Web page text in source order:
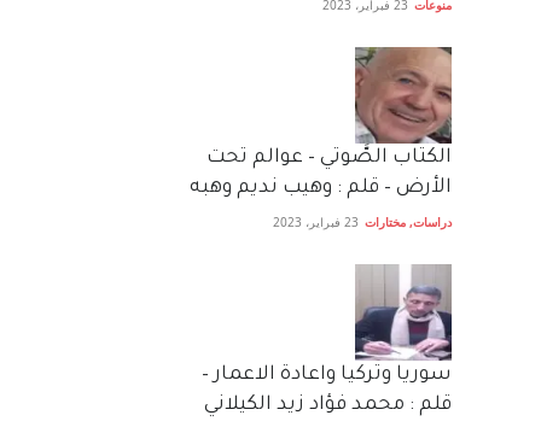
منوعات 23 فبراير، 2023
الكتاب الصَّوتي – عوالم تحت
الأرض – قلم : وهيب نديم وهبه
دراسات, مختارات 23 فبراير، 2023
سوريا وتركيا واعادة الاعمار –
قلم : محمد فؤاد زيد الكيلاني